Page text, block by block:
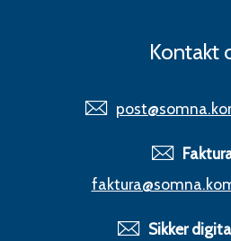
Kontakt
Sikker